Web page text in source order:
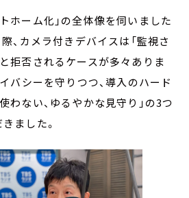
ホーム化」の全体像を伺いました
、カメラ付きデバイスは「監視さ
拒否されるケースが多々ありま
バシーを守りつつ、導入のハード
わない、ゆるやかな見守り」の3つ
ました。